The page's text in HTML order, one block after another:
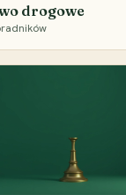
drogowe